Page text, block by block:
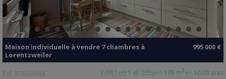
995 000 €
Maison individuelle à vendre 7 chambres à
Lorentzweiler
Ref. 85836896E 7 1 1 2 +/- 175 m2+/- 10,09 ares